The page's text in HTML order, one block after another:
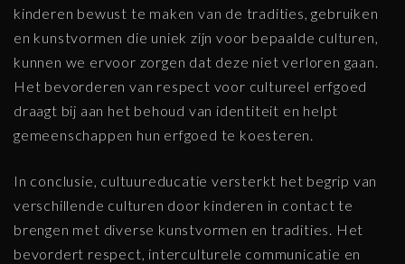
kinderen bewust te maken van de tradities, gebruiken
en kunstvormen die uniek zijn voor bepaalde culturen,
kunnen we ervoor zorgen dat deze niet verloren gaan.
Het bevorderen van respect voor cultureel erfgoed
draagt bij aan het behoud van identiteit en helpt
gemeenschappen hun erfgoed te koesteren.
In conclusie, cultuureducatie versterkt het begrip van
verschillende culturen door kinderen in contact te
brengen met diverse kunstvormen en tradities. Het
bevordert respect, interculturele communicatie en